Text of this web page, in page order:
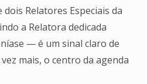
dois Relatores Especiais da
a Relatora dedicada
— é um sinal claro de
mais, o centro da agenda